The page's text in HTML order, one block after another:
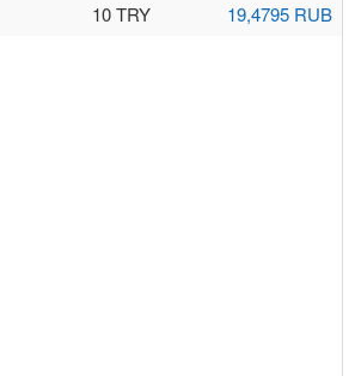
10 TRY 19,4795 RUB